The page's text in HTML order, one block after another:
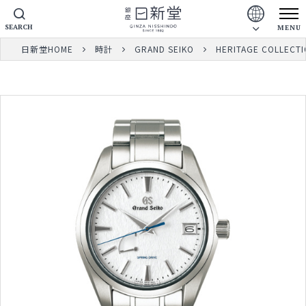
MENU
SEARCH
日新堂HOME 時計 GRAND SEIKO HERITAGE